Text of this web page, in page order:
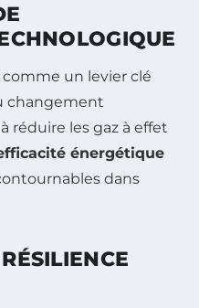
un levier clé
changement
réduire les gaz à effet
énergétique
dans